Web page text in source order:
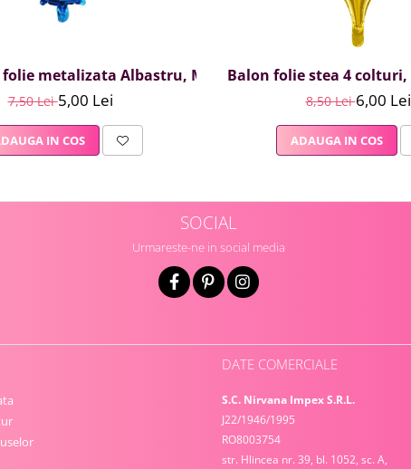
metalizata Albastru, Mirific Party, Litera I, 40 cm
7,50 Lei5,00 Lei
IN COS
Balon folie stea 4
8,50 Lei6,00 Lei
ADAUGA IN COS
SOCIAL
Urmareste-ne in social media
DATE COMERCIALE
S.C. Nirvana Impex S.R.L.
J22/1946/1995
RO8003754
str. Hlincea nr. 39, bl. 1052, sc. A,